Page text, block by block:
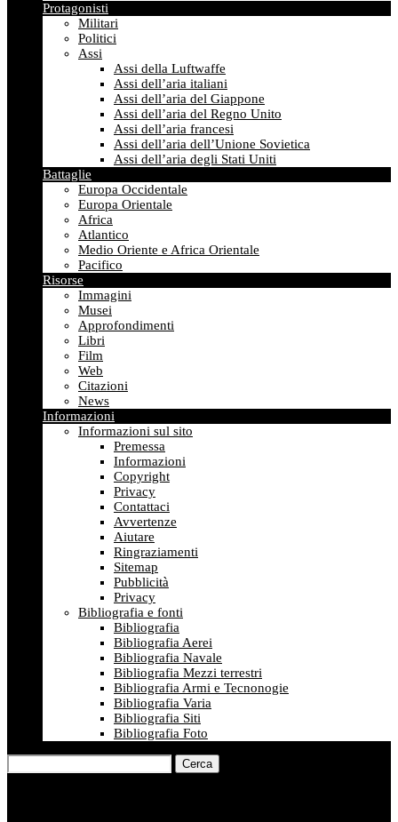
Protagonisti
Militari
Politici
Assi
Assi della Luftwaffe
Assi dell’aria italiani
Assi dell’aria del Giappone
Assi dell’aria del Regno Unito
Assi dell’aria francesi
Assi dell’aria dell’Unione Sovietica
Assi dell’aria degli Stati Uniti
Battaglie
Europa Occidentale
Europa Orientale
Africa
Atlantico
Medio Oriente e Africa Orientale
Pacifico
Risorse
Immagini
Musei
Approfondimenti
Libri
Film
Web
Citazioni
News
Informazioni
Informazioni sul sito
Premessa
Informazioni
Copyright
Privacy
Contattaci
Avvertenze
Aiutare
Ringraziamenti
Sitemap
Pubblicità
Privacy
Bibliografia e fonti
Bibliografia
Bibliografia Aerei
Bibliografia Navale
Bibliografia Mezzi terrestri
Bibliografia Armi e Tecnonogie
Bibliografia Varia
Bibliografia Siti
Bibliografia Foto
Cerca